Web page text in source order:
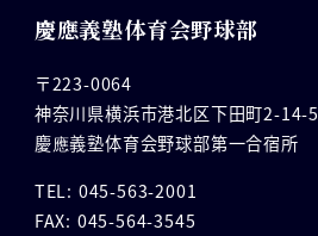
慶應義塾体育会野球部
〒223-0064
神奈川県横浜市港北区下田町2-14-5
慶應義塾体育会野球部第一合宿所
TEL: 045-563-2001
FAX: 045-564-3545